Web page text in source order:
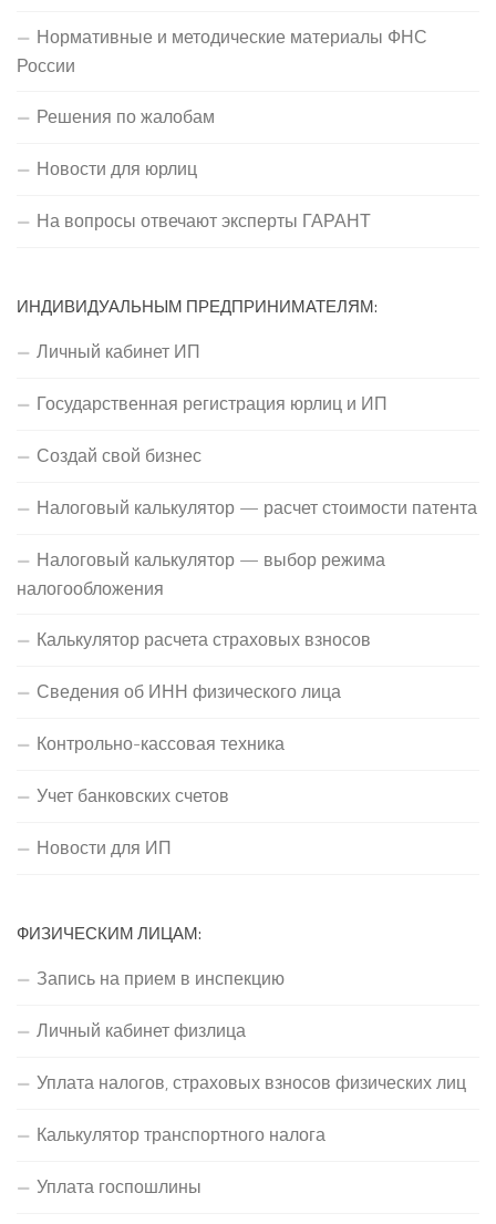
Нормативные и методические материалы ФНС
России
Решения по жалобам
Новости для юрлиц
На вопросы отвечают эксперты ГАРАНТ
ИНДИВИДУАЛЬНЫМ ПРЕДПРИНИМАТЕЛЯМ:
Личный кабинет ИП
Государственная регистрация юрлиц и ИП
Создай свой бизнес
Налоговый калькулятор — расчет стоимости патента
Налоговый калькулятор — выбор режима
налогообложения
Калькулятор расчета страховых взносов
Сведения об ИНН физического лица
Контрольно-кассовая техника
Учет банковских счетов
Новости для ИП
ФИЗИЧЕСКИМ ЛИЦАМ:
Запись на прием в инспекцию
Личный кабинет физлица
Уплата налогов, страховых взносов физических лиц
Калькулятор транспортного налога
Уплата госпошлины